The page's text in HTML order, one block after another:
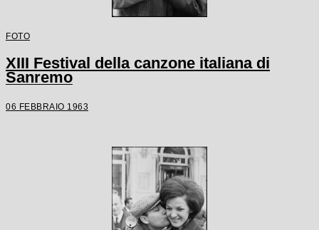
FOTO
XIII Festival della canzone italiana di
Sanremo
06 FEBBRAIO 1963